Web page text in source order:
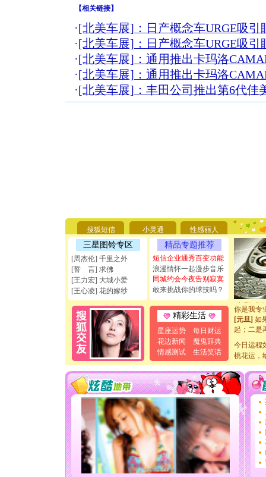
【相关链接】
· [北美车展]：日产概念车URGE吸引
· [北美车展]：日产概念车URGE吸引
· [北美车展]：通用推出卡玛洛
· [北美车展]：通用推出卡玛洛
· [北美车展]：丰田公司推出第6代佳
搜狐短信 小灵通 性感丽人
三星图铃专区
[周杰伦] 千里之外
[誓 言] 求佛
[王力宏] 大城小爱
[王心凌] 花的嫁纱
精品专题推荐
短信企业通秀百变功能
浪漫情怀一起漫步音乐
同城约会今夜告别寂寞
敢来挑战你的球技吗？
精彩生活
星座运势
每日财运
花边新闻
魔鬼辞典
情感测试
生活笑话
要平安！
[圣诞节]
能正大光
天都要快
[圣诞节]
如意,快
[元旦]看
断电。爱
你是我专
[元旦]如
起；二
离。水晶
[元旦]当
泣，这痛
卖了。水
[春节]风
颜！冬去
道一声
[春节]
传
片叶子
送你一
[圣诞节]
你太多
要平安
[圣诞节]
能正大
今日运程
桃花运，